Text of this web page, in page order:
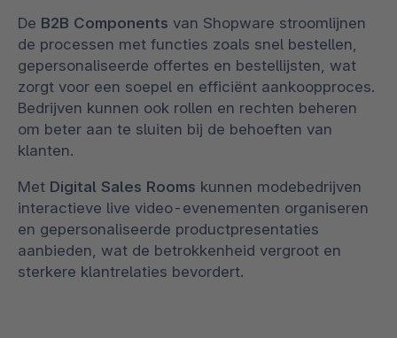
De B2B Components van Shopware stroomlijnen
de processen met functies zoals snel bestellen,
gepersonaliseerde offertes en bestellijsten, wat
zorgt voor een soepel en efficiënt aankoopproces.
Bedrijven kunnen ook rollen en rechten beheren
om beter aan te sluiten bij de behoeften van
klanten.
Met Digital Sales Rooms kunnen modebedrijven
interactieve live video-evenementen organiseren
en gepersonaliseerde productpresentaties
aanbieden, wat de betrokkenheid vergroot en
sterkere klantrelaties bevordert.